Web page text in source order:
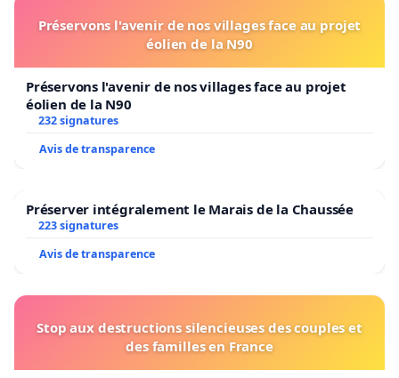
Préservons l'avenir de nos villages face au projet
éolien de la N90
Préservons l'avenir de nos villages face au projet
éolien de la N90
232 signatures
Avis de transparence
Préserver intégralement le Marais de la Chaussée
223 signatures
Avis de transparence
Stop aux destructions silencieuses des couples et
des familles en France